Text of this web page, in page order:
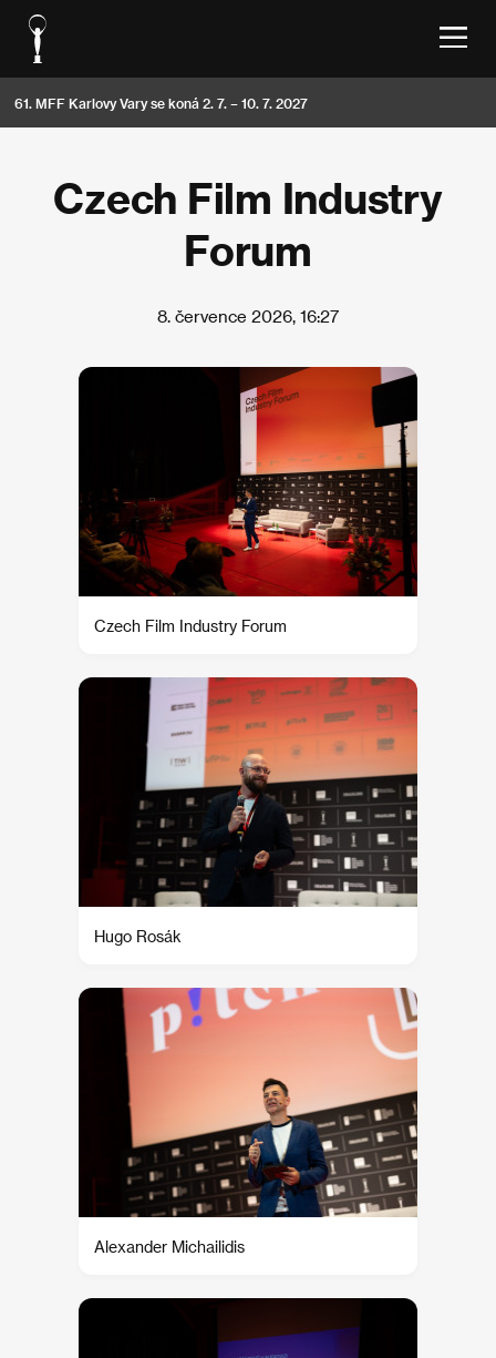
61. MFF Karlovy Vary se koná 2. 7. – 10. 7. 2027
Czech Film Industry
Forum
8. července 2026, 16:27
Czech Film Industry Forum
Hugo Rosák
Alexander Michailidis